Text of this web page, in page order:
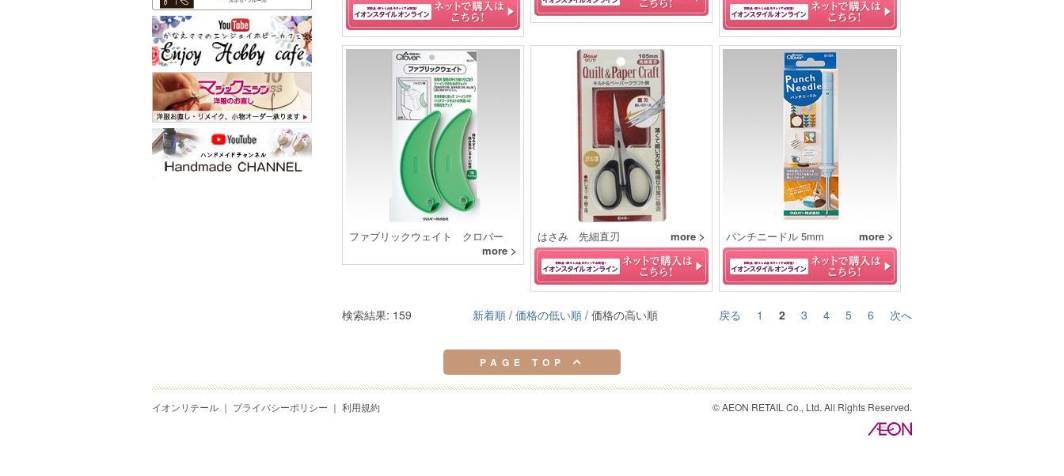
ファブリックウェイト クロバー
more >
はさみ 先細直刃 more > パンチニードル 5mm more >
検索結果: 159 戻る 1 2 3 4 5 6 次へ
新着順 / 価格の低い順 / 価格の高い順
PAGE TOP
イオンリテール ｜ プライバシーポリシー ｜ 利用規約 © AEON RETAIL Co., Ltd. All Rights Reserved.